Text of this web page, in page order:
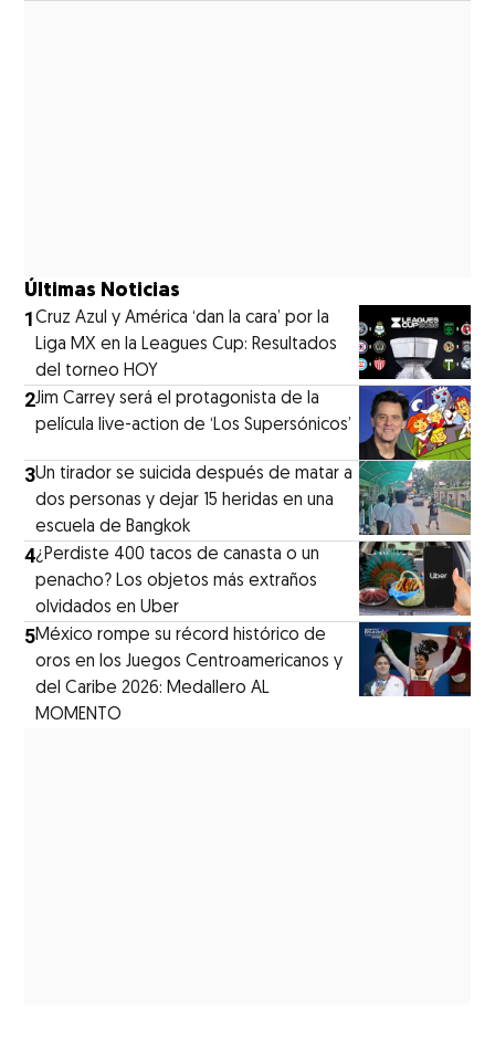
Últimas Noticias
1Cruz Azul y América ‘dan la cara’ por la
Liga MX en la Leagues Cup: Resultados
del torneo HOY
2Jim Carrey será el protagonista de la
película live-action de ‘Los Supersónicos’
3Un tirador se suicida después de matar a
dos personas y dejar 15 heridas en una
escuela de Bangkok
4¿Perdiste 400 tacos de canasta o un
penacho? Los objetos más extraños
olvidados en Uber
5México rompe su récord histórico de
oros en los Juegos Centroamericanos y
del Caribe 2026: Medallero AL
MOMENTO